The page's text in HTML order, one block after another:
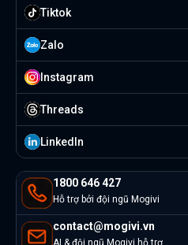
1800 646 427
Hỗ trợ bởi đội ngũ Mogivi
contact@mogivi.vn
AI & đội ngũ Mogivi hỗ trợ
Tiktok
Zalo
Instagram
Threads
Linkedln